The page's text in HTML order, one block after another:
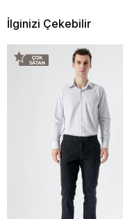
İlginizi Çekebilir